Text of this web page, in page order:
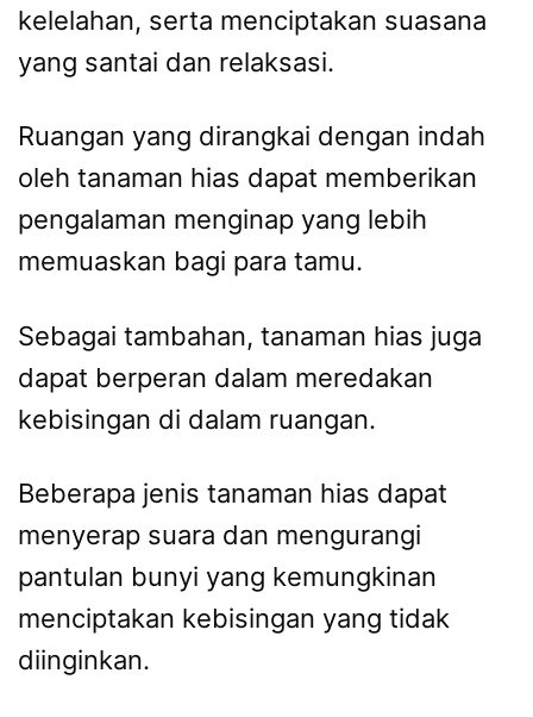
kelelahan, serta menciptakan suasana
yang santai dan relaksasi.
Ruangan yang dirangkai dengan indah
oleh tanaman hias dapat memberikan
pengalaman menginap yang lebih
memuaskan bagi para tamu.
Sebagai tambahan, tanaman hias juga
dapat berperan dalam meredakan
kebisingan di dalam ruangan.
Beberapa jenis tanaman hias dapat
menyerap suara dan mengurangi
pantulan bunyi yang kemungkinan
menciptakan kebisingan yang tidak
diinginkan.